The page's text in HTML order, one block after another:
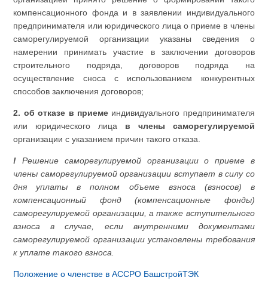
компенсационного фонда и в заявлении индивидуального
предпринимателя или юридического лица о приеме в члены
саморегулируемой организации указаны сведения о
намерении принимать участие в заключении договоров
строительного подряда, договоров подряда на
осуществление сноса с использованием конкурентных
способов заключения договоров;
2. об отказе в приемеиндивидуального предпринимателя
или юридического лица в члены саморегулируемой
организации с указанием причин такого отказа.
!Решение саморегулируемой организации о приеме в
члены саморегулируемой организации вступает в силу со
дня уплаты в полном объеме взноса (взносов) в
компенсационный фонд (компенсационные фонды)
саморегулируемой организации, а также вступительного
взноса в случае, если внутренними документами
саморегулируемой организации установлены требования
к уплате такого взноса.
Положение о членстве в АССРО БашстройТЭК